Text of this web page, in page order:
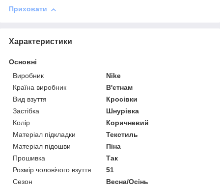
Приховати
Характеристики
Основні
Виробник
Nike
Країна виробник
В'єтнам
Вид взуття
Кросівки
Застібка
Шнурівка
Колір
Коричневий
Матеріал підкладки
Текстиль
Матеріал підошви
Піна
Прошивка
Так
Розмір чоловічого взуття
51
Сезон
Весна/Осінь